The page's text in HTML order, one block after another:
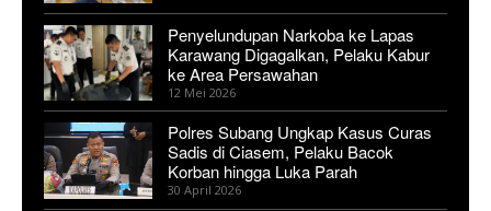
Penyelundupan Narkoba ke Lapas
Karawang Digagalkan, Pelaku Kabur
ke Area Persawahan
12 Mei 2026
Polres Subang Ungkap Kasus Curas
Sadis di Ciasem, Pelaku Bacok
Korban hingga Luka Parah
30 April 2026